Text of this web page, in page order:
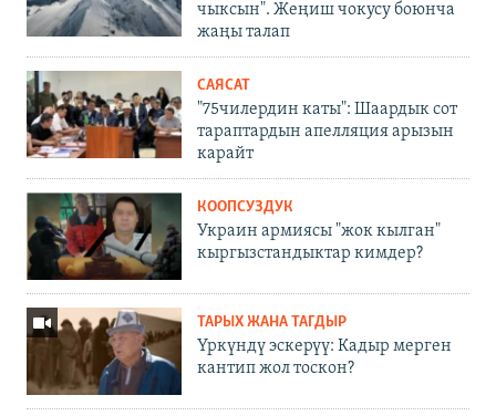
чыксын". Жеңиш чокусу боюнча
жаңы талап
САЯСАТ
"75чилердин каты": Шаардык сот
тараптардын апелляция арызын
карайт
КООПСУЗДУК
Украин армиясы "жок кылган"
кыргызстандыктар кимдер?
ТАРЫХ ЖАНА ТАГДЫР
Үркүндү эскерүү: Кадыр мерген
кантип жол тоскон?